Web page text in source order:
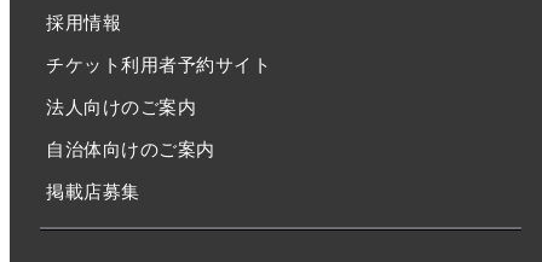
採用情報
チケット利用者予約サイト
法人向けのご案内
自治体向けのご案内
掲載店募集